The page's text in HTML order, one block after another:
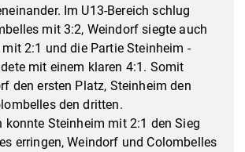
Im U13-Bereich schlug
mit 3:2, Weindorf siegte auch
2:1 und die Partie Steinheim -
mit einem klaren 4:1. Somit
den ersten Platz, Steinheim den
den dritten.
konnte Steinheim mit 2:1 den Sieg
erringen, Weindorf und Colombelles